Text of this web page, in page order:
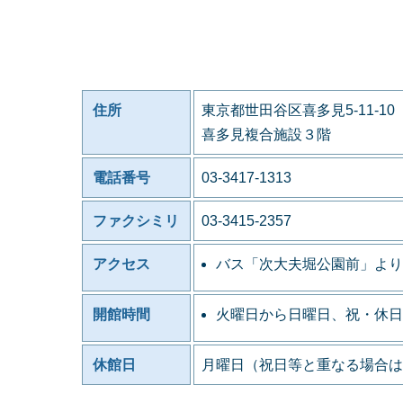
住所
東京都世田谷区喜多見5-11-10
喜多見複合施設３階
電話番号 03-3417-1313
ファクシミリ 03-3415-2357
アクセス バス「次大夫堀公園前」よ
開館時間 火曜日から日曜日、祝・休
休館日 月曜日（祝日等と重なる場合